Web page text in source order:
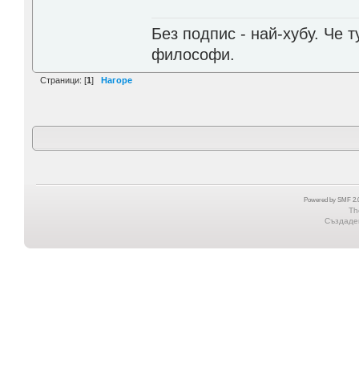
Без подпис - най-хубу. Че
философи.
Страници: [1] Нагоре
Powered by SMF